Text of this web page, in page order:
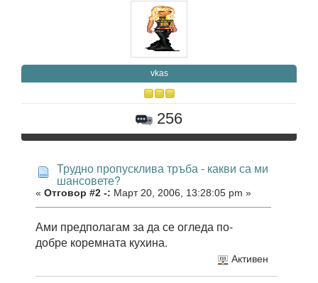
vkas
256
Трудно пропусклива тръба - какви са ми
шансовете?
« Отговор #2 -: Март 20, 2006, 13:28:05 pm »
Ами предполагам за да се огледа по-
добре коремната кухина.
Активен